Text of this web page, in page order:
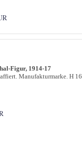
Figur, 1914-17
Manufakturmarke. H